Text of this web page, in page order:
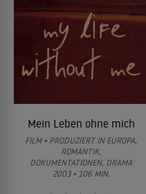
Mein Leben ohne mich
FILM • PRODUZIERT IN EUROPA,
ROMANTIK,
DOKUMENTATIONEN, DRAMA
2003 • 106 MIN.